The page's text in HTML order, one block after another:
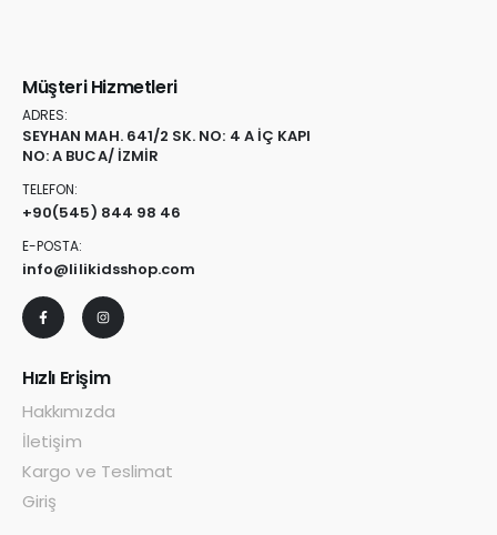
Müşteri Hizmetleri
ADRES:
SEYHAN MAH. 641/2 SK. NO: 4 A İÇ KAPI
NO: A BUCA/ İZMİR
TELEFON:
+90(545) 844 98 46
E-POSTA:
info@lilikidsshop.com
Hızlı Erişim
Hakkımızda
İletişim
Kargo ve Teslimat
Giriş